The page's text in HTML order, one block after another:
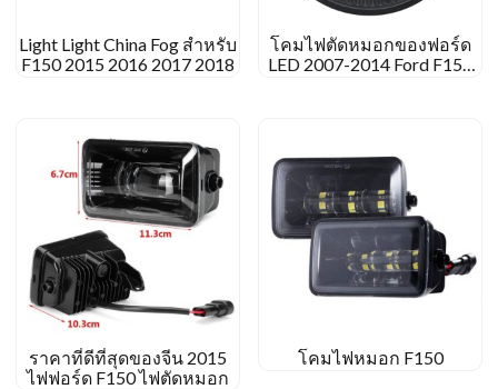
Light Light China Fog สำหรับ
F150 2015 2016 2017 2018
โคมไฟตัดหมอกของฟอร์ด
LED 2007-2014 Ford F150
ราคาที่ดีที่สุดของจีน 2015
ไฟฟอร์ด F150 ไฟตัดหมอก
โคมไฟหมอก F150